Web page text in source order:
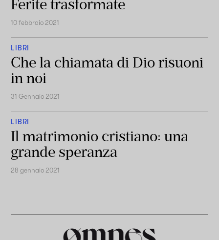
Ferite trasformate
10 febbraio 2021
LIBRI
Che la chiamata di Dio risuoni
in noi
31 Gennaio 2021
LIBRI
Il matrimonio cristiano: una
grande speranza
28 gennaio 2021